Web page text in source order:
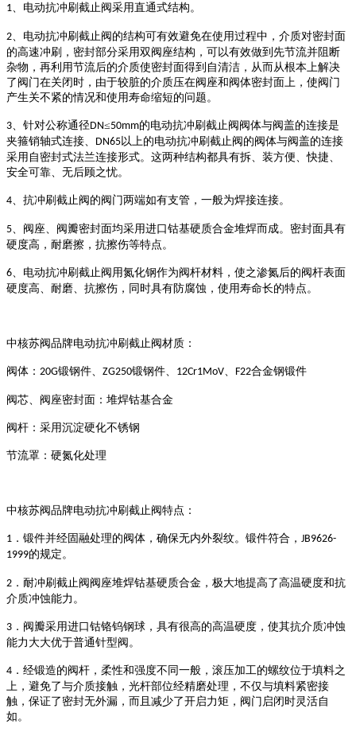
1 、电动抗冲刷截止阀采用直通式结构。
2 、电动抗冲刷截止阀的结构可有效避免在使用过程中，介质对密封面
的高速冲刷，密封部分采用双阀座结构， 可以有效做到 先节流并阻断
杂物， 再利用节流后的介质使密封面得到自清洁，从而从根本上解决
了阀门在关闭时，由于较脏的介质压在阀座和阀体密封面上，使阀门
产生关不紧的情况和使用寿命缩短的问题。
3 针对公称通径DN≤50mm的电动抗冲刷截止阀阀体与阀盖的连接是
夹箍销轴式连接、 DN65以上的电动抗冲刷截止阀的阀体与阀盖的连接
采用自密封式法兰连接形式。这两种结构都具有拆、装方便、快捷、
安全可靠
无后顾之忧。
4 、抗冲刷截止阀的阀门两端如有支管 ， 一般为焊接连接。
5 、阀座、阀瓣密封面均采用进口钴基硬质合金堆焊而成。密封面具有
硬度高，耐磨擦，抗擦伤等特点。
6 、电动抗冲刷截止阀用氮化钢作为阀杆材料，使之渗氮后的阀杆表面
硬度高、耐磨、抗擦伤，同时具有防腐蚀，使用寿命长的特点。
中核苏阀品牌电动抗冲刷截止阀材质 ：
阀体： 20G锻钢件、 ZG250锻钢件、 12Cr1MoV F22合金钢锻件
阀芯、阀座密封面：堆焊钴基合金
阀杆：采用沉淀硬化不锈钢
节流罩：硬氮化处理
中核苏阀品牌电动抗冲刷截止阀特点：
1 ．锻件并经固融处理的阀体，确保无内外裂纹。锻件符合， JB9626-
1999的规定。
2 ．耐冲刷截止阀阀座堆焊钴基硬质合金，极大地提高了高温硬度和抗
介质冲蚀能力。
3 ．阀瓣采用进口钴铬钨钢球，具有很高的高温硬度，使其抗介质冲蚀
能力大大优于普通针型阀。
4 ．经锻造的阀杆，柔性和强度不同一般，滚压加工的螺纹位于填料之
上，避免了与介质接触，光杆部位经精磨处理，不仅与填料紧密接
触，保证了密封无外漏，而且减少了开启力矩，阀门启闭时灵活自
如。